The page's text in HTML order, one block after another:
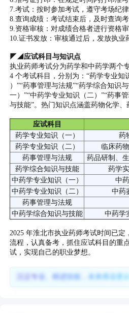
7.考试：按时参加考试，遵守考场纪律
8.查询成绩：考试结束后，及时查询考
9.资格审核：对成绩合格者进行资格审
10.证书发放：审核通过后，发放执业
◤◢应试科目与知识点
执业药师考试分为药学和中药学两个
4 个考试科目，分别为：“药学专业知
）”“药事管理与法规”“药学综合知识
一）”“中药学专业知识（二）”“药事
与技能”。热门知识点涵盖药物化学、
应试科目
药学专业知识（一）
药
药学专业知识（二）
临床药
药事管理与法规
药品研制、
药学综合知识与技能
药学
中药学专业知识（一）
中
中药学专业知识（二）
中药
药事管理与法规
中药学综合知识与技能
中药学
2025 年淮北市执业药师考试时间已
流程，认真备考，抓住应试科目的重
试，实现自己的职业梦想。
沉淀专业、精进技能，未来择业更